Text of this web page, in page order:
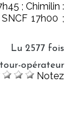
; Chimilin :
17h00 ;
Lu 2577 fois
tour-opérateur
Notez